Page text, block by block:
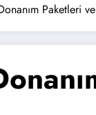
Paketleri